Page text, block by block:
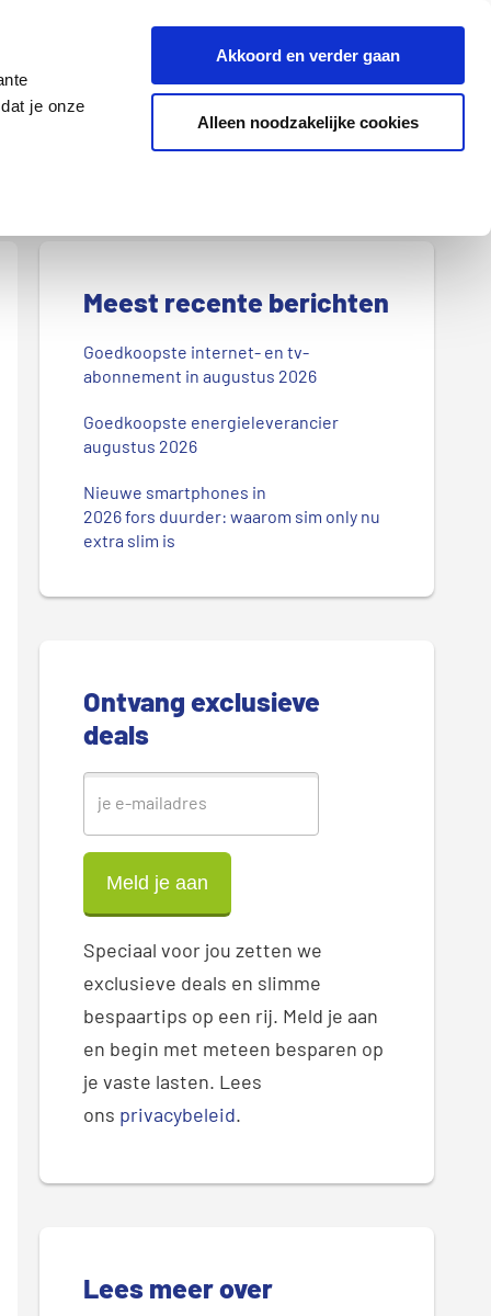
je onze
Akkoord en verder gaan
Alleen noodzakelijke cookies
Z
e
k
d
n
b
o
g
.
.
P
S
Meest recente berichten
Goedkoopste internet- en tv-
abonnement in augustus 2026
Goedkoopste energieleverancier
augustus 2026
Nieuwe smartphones in
2026 fors duurder: waarom sim only nu
extra slim is
Ontvang exclusieve
deals
Speciaal voor jou zetten we
exclusieve deals en slimme
bespaartips op een rij. Meld je aan
en begin met meteen besparen op
je vaste lasten. Lees
ons privacybeleid.
Lees meer over